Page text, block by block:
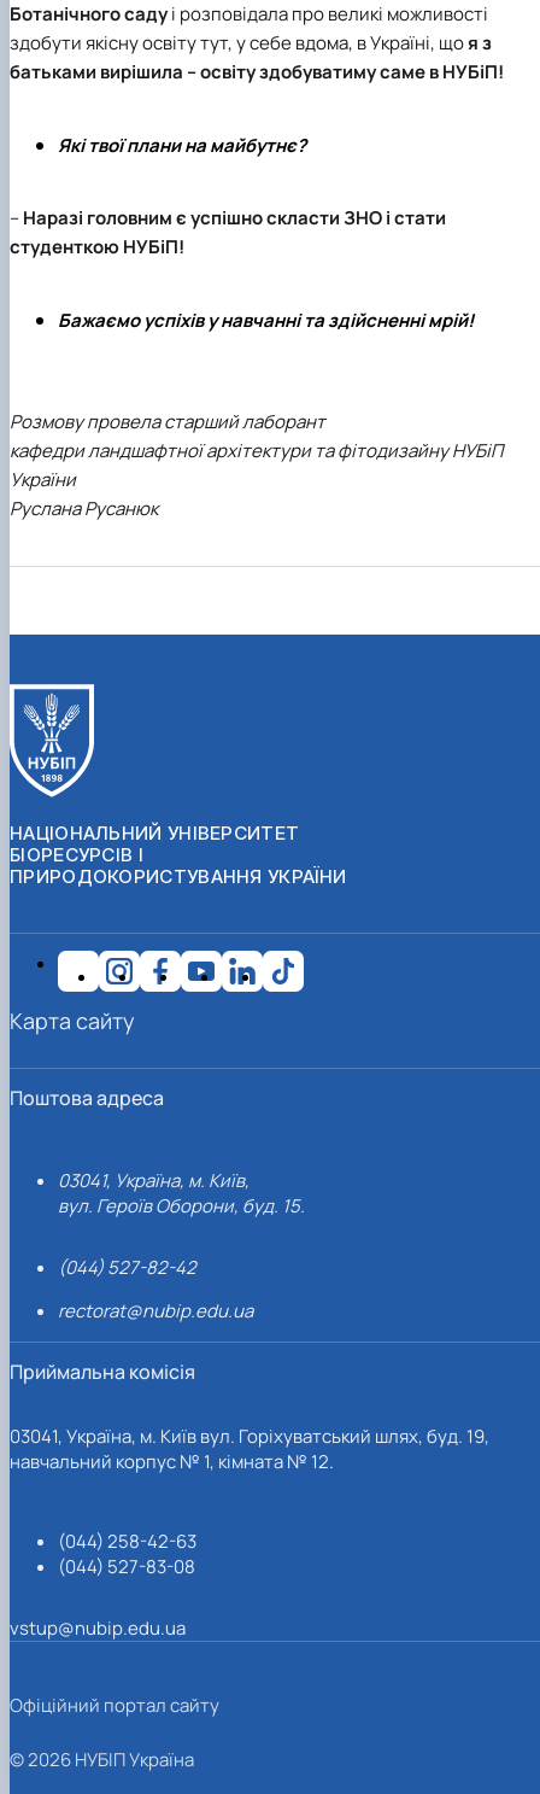
Ботанічного садуі розповідала про великі можливості
здобути якісну освіту тут, у себе вдома, в Україні, щоя з
батьками вирішила – освіту здобуватиму саме вНУБіП!
Які твої плани на майбутнє?
–Наразі головним є успішно скласти ЗНО і стати
студенткоюНУБіП!
Бажаємо успіхів у навчанні та здійсненні мрій!
Розмову провела старший лаборант
кафедри ландшафтної архітектури та фітодизайну НУБіП
України
Руслана Русанюк
НАЦІОНАЛЬНИЙ УНІВЕРСИТЕТ
БІОРЕСУРСІВ І
ПРИРОДОКОРИСТУВАННЯ УКРАЇНИ
Поштова адреса
03041, Україна, м. Київ,
вул. Героїв Оборони, буд. 15.
(044) 527-82-42
rectorat@nubip.edu.ua
Приймальна комісія
03041, Україна, м. Київ вул. Горіхуватський шлях, буд. 19,
навчальний корпус № 1, кімната № 12.
(044) 258-42-63
(044) 527-83-08
vstup@nubip.edu.ua
Карта сайту
Офіційний портал сайту
© 2026 НУБІП Україна